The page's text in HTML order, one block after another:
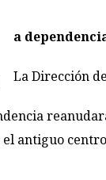
a
La Dirección
el antiguo